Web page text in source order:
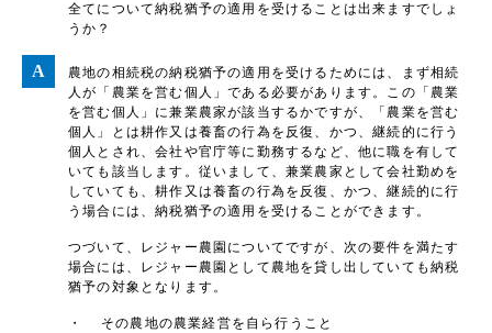
全てについて納税猶予の適用を受けることは出来ますでしょ
うか？
農地の相続税の納税猶予の適用を受けるためには、まず相続
人が「農業を営む個人」である必要があります。この「農業
を営む個人」に兼業農家が該当するかですが、「農業を営む
個人」とは耕作又は養畜の行為を反復、かつ、継続的に行う
個人とされ、会社や官庁等に勤務するなど、他に職を有して
いても該当します。従いまして、兼業農家として会社勤めを
していても、耕作又は養畜の行為を反復、かつ、継続的に行
う場合には、納税猶予の適用を受けることができます。
つづいて、レジャー農園についてですが、次の要件を満たす
場合には、レジャー農園として農地を貸し出していても納税
猶予の対象となります。
・ その農地の農業経営を自ら行うこと